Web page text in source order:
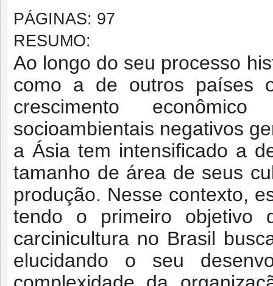
PÁGINAS: 97
RESUMO:
Ao longo do seu processo
como a de outros países
crescimento
socioambientais negativos
a Ásia tem intensificado a
tamanho de área de seus
produção. Nesse contexto,
tendo o primeiro objetivo
carcinicultura no Brasil
elucidando o seu